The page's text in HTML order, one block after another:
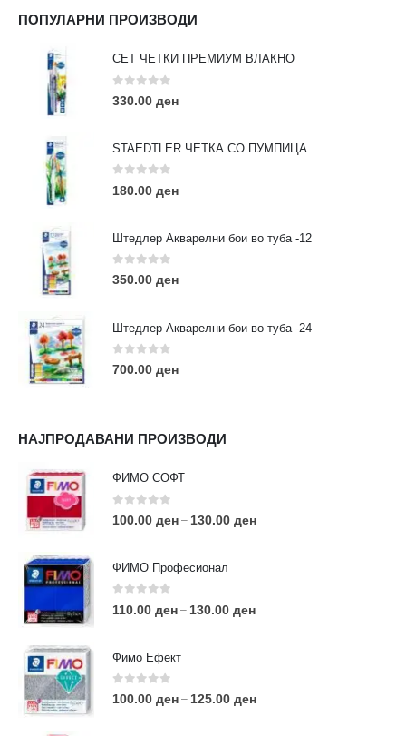
ПОПУЛАРНИ ПРОИЗВОДИ
СЕТ ЧЕТКИ ПРЕМИУМ ВЛАКНО
0 out of 5
330.00 ден
STAEDTLER ЧЕТКА СО ПУМПИЦА
0 out of 5
180.00 ден
Штедлер Акварелни бои во туба -12
0out of 5
350.00 ден
Штедлер Акварелни бои во туба -24
0out of 5
700.00 ден
НАЈПРОДАВАНИ ПРОИЗВОДИ
ФИМО СОФТ
0 out of 5
100.00 ден – 130.00 ден
ФИМО Професионал
0 out of 5
110.00 ден – 130.00 ден
Фимо Ефект
0 out of 5
100.00 ден – 125.00 ден